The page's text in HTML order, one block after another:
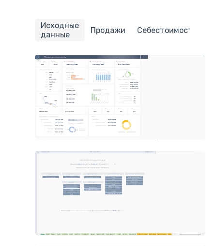
Исходные
данные
Продажи Себестоимость